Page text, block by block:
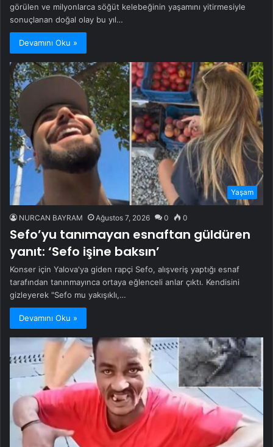
görülen ve milyonlarca söğüt kelebeğinin yaşamını yitirmesiyle
sonuçlanan doğal olay bu yıl…
Devamını Oku »
Yaşam
NURCAN BAYRAM Ağustos 7, 2026 0 0
Sefo’yu tanımayan esnaftan güldüren
yanıt: ‘Sefo işine baksın’
Konser için Yalova'ya giden rapçi Sefo, alışveriş yaptığı esnaf
tarafından tanınmayınca ortaya eğlenceli anlar çıktı. Kendisini
gizleyerek "Sefo mu yakışıklı,…
Devamını Oku »